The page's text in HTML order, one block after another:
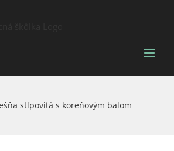
stľpovitá s koreňovým balom